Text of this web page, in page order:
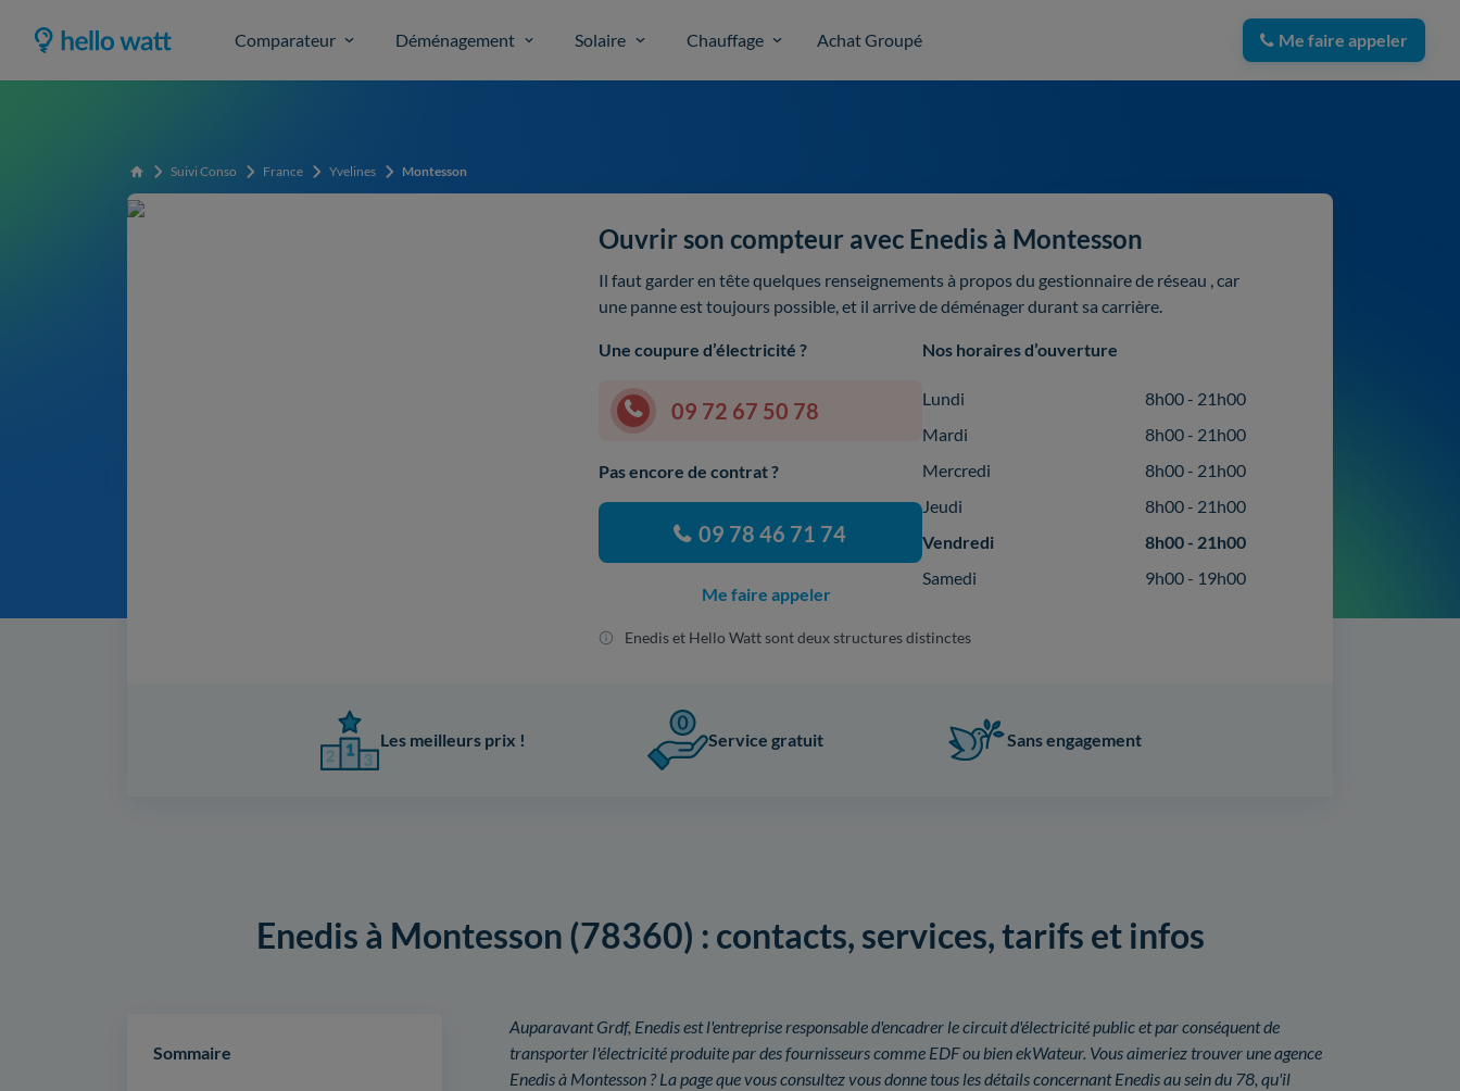
Comparateur Déménagement Solaire Chauffage Achat Groupé Me faire appeler
Accueil Suivi Conso France Yvelines Montesson
Ouvrir son compteur avec Enedis à Montesson
Il faut garder en tête quelques renseignements à propos du gestionnaire de réseau , car
une panne est toujours possible, et il arrive de déménager durant sa carrière.
Une coupure d’électricité ?
09 72 67 50 78
Pas encore de contrat ?
09 78 46 71 74
Me faire appeler
Nos horaires d’ouverture
Lundi
8h00 - 21h00
Mardi
8h00 - 21h00
Mercredi
8h00 - 21h00
Jeudi
8h00 - 21h00
Vendredi
8h00 - 21h00
Samedi
9h00 - 19h00
Enedis et Hello Watt sont deux structures distinctes
Les meilleurs prix ! Service gratuit Sans engagement
Enedis à Montesson (78360) : contacts, services, tarifs et infos
Sommaire
Auparavant Grdf, Enedis est l'entreprise responsable d'encadrer le circuit d'électricité public et par conséquent de
transporter l'électricité produite par des fournisseurs comme EDF ou bien ekWateur. Vous aimeriez trouver une agence
Enedis à Montesson ? La page que vous consultez vous donne tous les détails concernant Enedis au sein du 78, qu'il